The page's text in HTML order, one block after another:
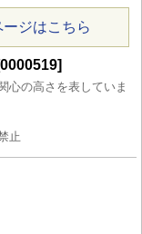
ジはこちら
心の高さを表していま
止